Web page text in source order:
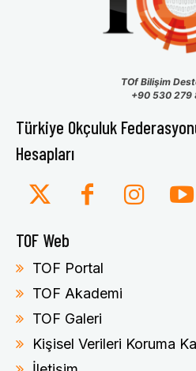
TOf Bilişim
+90 530 279
Türkiye Okçuluk
Hesapları
TOF Web
TOF Portal
TOF Akademi
TOF Galeri
Kişisel Verileri Koruma